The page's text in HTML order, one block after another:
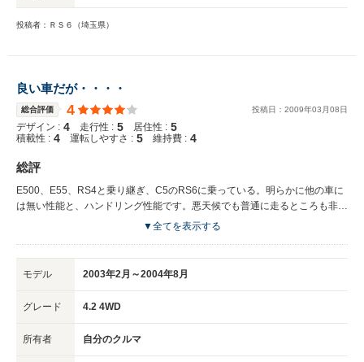
にデビューしたRS4と昨年デビューしたRS6も同様のDRCの問題を抱えて
いるらしい。 しかし、日本のユーザーはディーラーの言いなりで誰も文句
名車と呼ばれる車の多くが日本で壊されて行くのである。 DRCの問題は一
投稿者：ＲＳ６（埼玉県）
良い車だが・・・・
総合評価 4 投稿日： 2009年03 月08日
デザイン : 4 走行性 : 5 居住性 : 5
積載性 : 4 運転しやすさ : 5 維持費 : 4
総評
E500、E55、RS4と乗り継ぎ、C5のRS6に乗っている。明らかに他の車に
は無い性能と、ハンドリング性能です。悪天候でも普通に走るところも非常
に良いですね。 ただ、DRCというロールをコントロールしているシステム
交換等を無償で行うことになっているらしい。 対角線上にある2本のサスペ
ンションをハイドロで接続することで、車体のロールを押さえるシステムな
も、サスペンションからそのハイドロ・オイルが漏れる胡椒が多く、そうな
▼全てを表示する
モデル 2003年2月～2004年8月
グレード 4.2 4WD
所有者 自分のクルマ